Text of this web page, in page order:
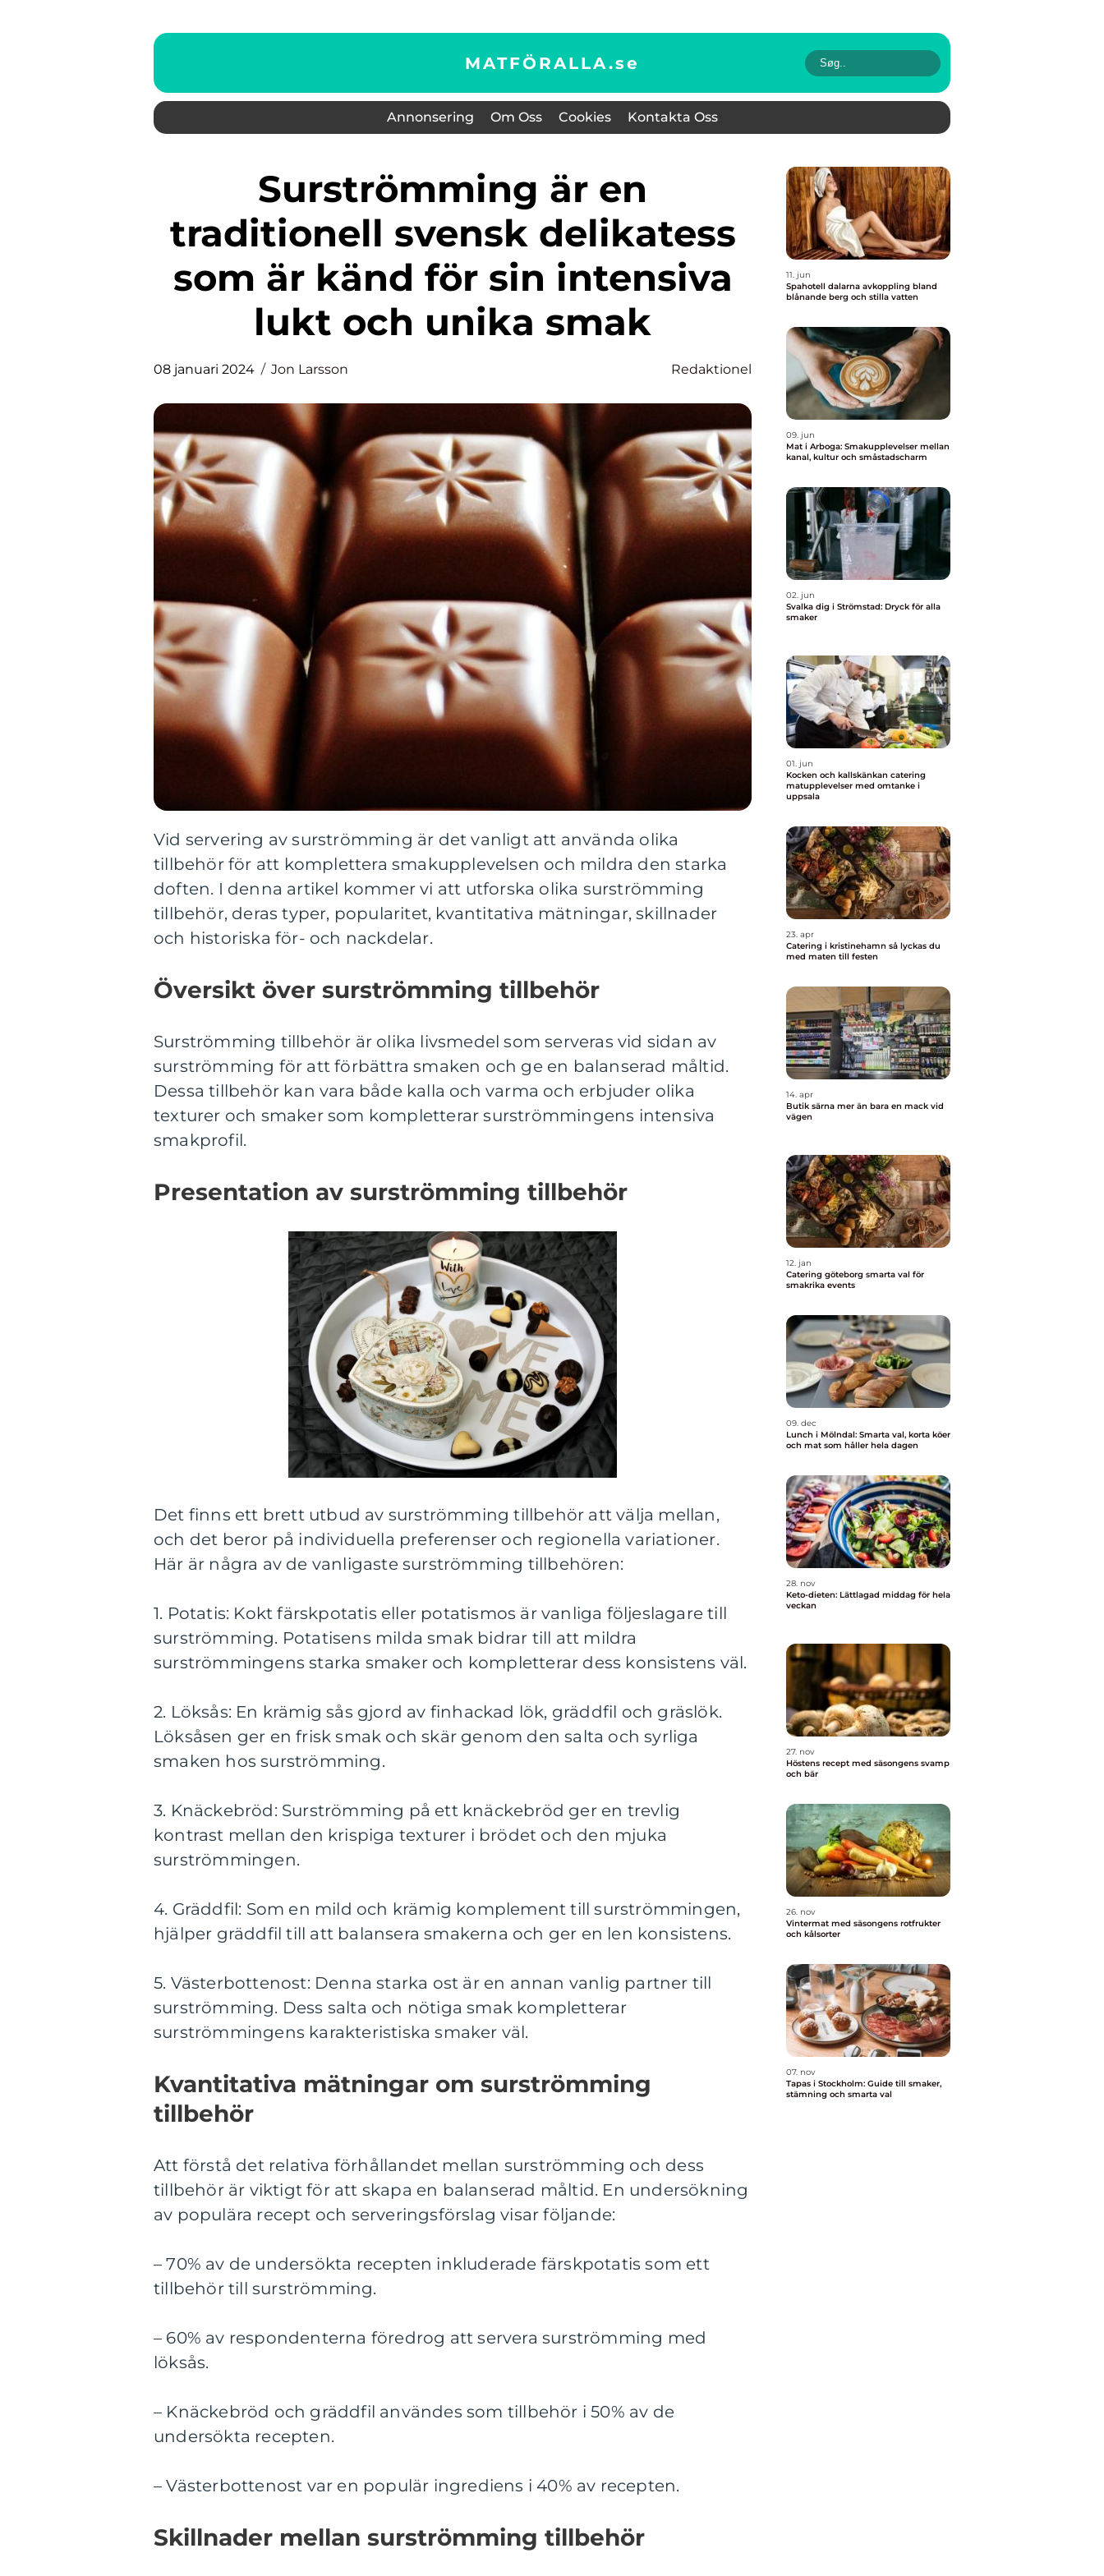
MATFÖRALLA.se
Annonsering Om Oss Cookies Kontakta Oss
Surströmming är en
traditionell svensk delikatess
som är känd för sin intensiva
lukt och unika smak
08 januari 2024 Jon Larsson Redaktionel
Vid servering av surströmming är det vanligt att använda olika
tillbehör för att komplettera smakupplevelsen och mildra den starka
doften. I denna artikel kommer vi att utforska olika surströmming
tillbehör, deras typer, popularitet, kvantitativa mätningar, skillnader
och historiska för- och nackdelar.
Översikt över surströmming tillbehör
Surströmming tillbehör är olika livsmedel som serveras vid sidan av
surströmming för att förbättra smaken och ge en balanserad måltid.
Dessa tillbehör kan vara både kalla och varma och erbjuder olika
texturer och smaker som kompletterar surströmmingens intensiva
smakprofil.
Presentation av surströmming tillbehör
Det finns ett brett utbud av surströmming tillbehör att välja mellan,
och det beror på individuella preferenser och regionella variationer.
Här är några av de vanligaste surströmming tillbehören:
1. Potatis: Kokt färskpotatis eller potatismos är vanliga följeslagare till
surströmming. Potatisens milda smak bidrar till att mildra
surströmmingens starka smaker och kompletterar dess konsistens väl.
2. Löksås: En krämig sås gjord av finhackad lök, gräddfil och gräslök.
Löksåsen ger en frisk smak och skär genom den salta och syrliga
smaken hos surströmming.
3. Knäckebröd: Surströmming på ett knäckebröd ger en trevlig
kontrast mellan den krispiga texturer i brödet och den mjuka
surströmmingen.
4. Gräddfil: Som en mild och krämig komplement till surströmmingen,
hjälper gräddfil till att balansera smakerna och ger en len konsistens.
5. Västerbottenost: Denna starka ost är en annan vanlig partner till
surströmming. Dess salta och nötiga smak kompletterar
surströmmingens karakteristiska smaker väl.
Kvantitativa mätningar om surströmming
tillbehör
Att förstå det relativa förhållandet mellan surströmming och dess
tillbehör är viktigt för att skapa en balanserad måltid. En undersökning
av populära recept och serveringsförslag visar följande:
– 70% av de undersökta recepten inkluderade färskpotatis som ett
tillbehör till surströmming.
– 60% av respondenterna föredrog att servera surströmming med
löksås.
– Knäckebröd och gräddfil användes som tillbehör i 50% av de
undersökta recepten.
– Västerbottenost var en populär ingrediens i 40% av recepten.
Skillnader mellan surströmming tillbehör
11. jun
Spahotell dalarna avkoppling bland
blånande berg och stilla vatten
09. jun
Mat i Arboga: Smakupplevelser mellan
kanal, kultur och småstadscharm
02. jun
Svalka dig i Strömstad: Dryck för alla
smaker
01. jun
Kocken och kallskänkan catering
matupplevelser med omtanke i
uppsala
23. apr
Catering i kristinehamn så lyckas du
med maten till festen
14. apr
Butik särna mer än bara en mack vid
vägen
12. jan
Catering göteborg smarta val för
smakrika events
09. dec
Lunch i Mölndal: Smarta val, korta köer
och mat som håller hela dagen
28. nov
Keto-dieten: Lättlagad middag för hela
veckan
27. nov
Höstens recept med säsongens svamp
och bär
26. nov
Vintermat med säsongens rotfrukter
och kålsorter
07. nov
Tapas i Stockholm: Guide till smaker,
stämning och smarta val